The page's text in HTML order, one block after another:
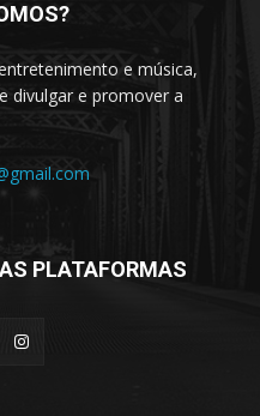
e música,
divulgar e promover a
PLATAFORMAS